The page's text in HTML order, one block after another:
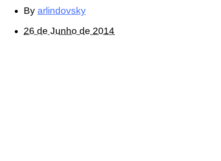
By arlindovsky
26 de Junho de 2014